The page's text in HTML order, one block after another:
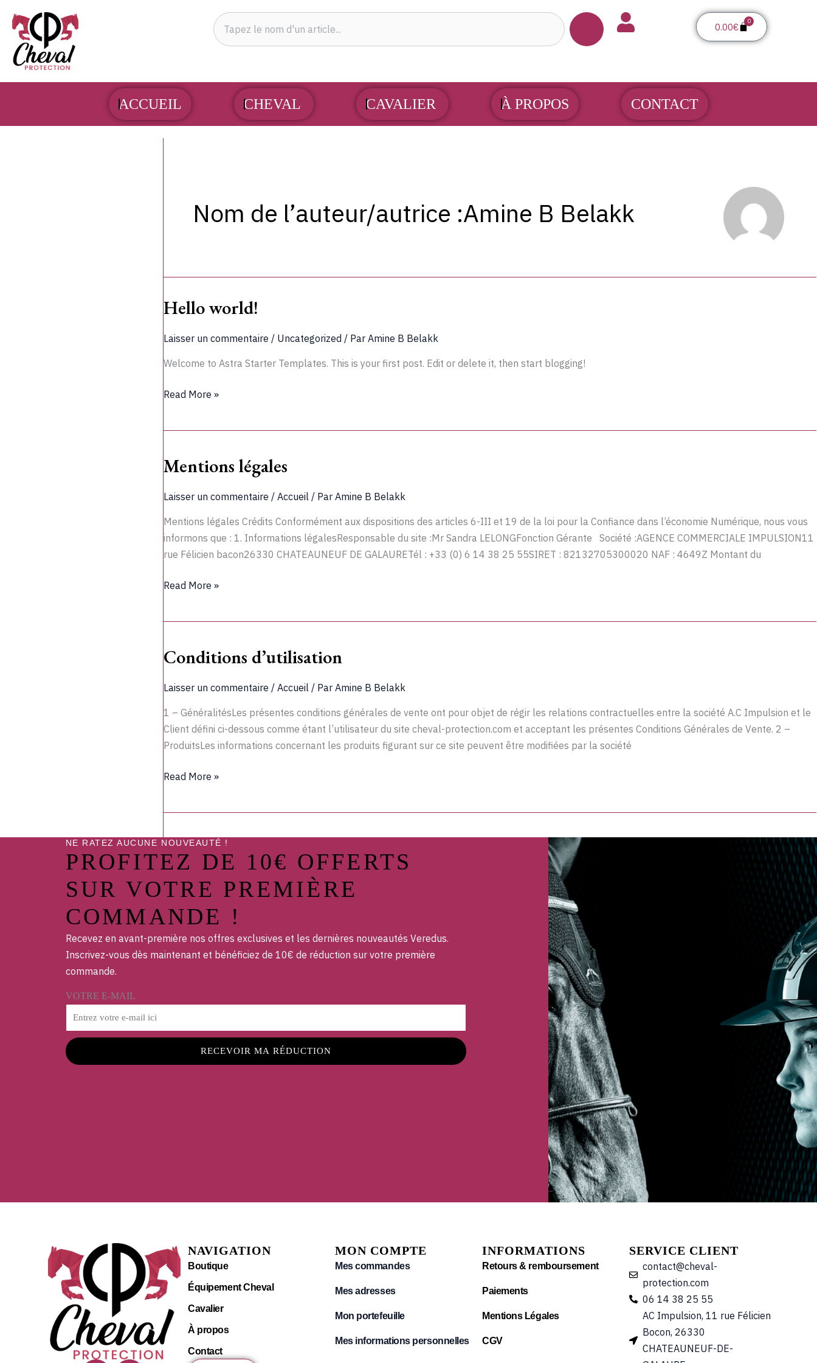
contenu
Rechercher
0.00€ 0
Panier
ACCUEIL CHEVAL OUVRIR CHEVALCAVALIER OUVRIR CAVALIERÀ PROPOS CONTACT
Nom de l’auteur/autrice :Amine B Belakk
Hello world!
Laisser un commentaire / Uncategorized / Par Amine B Belakk
Welcome to Astra Starter Templates. This is your first post. Edit or delete it, then start blogging!
Hello
Read More »
Mentions légales
Laisser un commentaire / Accueil/ Par Amine B Belakk
Mentions légales Crédits Conformément aux dispositions des articles 6-III et 19 de la loi pour la Confiance dans l’économie Numérique, nous vous
informons que : 1. Informations légalesResponsable du site :Mr Sandra LELONGFonction Gérante Société :AGENCE COMMERCIALE IMPULSION11
rue Félicien bacon26330 CHATEAUNEUF DE GALAURETél : +33 (0) 6 14 38 25 55SIRET : 82132705300020 NAF : 4649Z Montant du
Mentions
Read More »
Conditions d’utilisation
Laisser un commentaire / Accueil / Par Amine B Belakk
1 – GénéralitésLes présentes conditions générales de vente ont pour objet de régir les relations contractuelles entre la société A.C Impulsion et le
Client défini ci-dessous comme étant l’utilisateur du site cheval-protection.com et acceptant les présentes Conditions Générales de Vente. 2 –
ProduitsLes informations concernant les produits figurant sur ce site peuvent être modifiées par la société
Conditions
Read More »
NE RATEZ AUCUNE NOUVEAUTÉ !
PROFITEZ DE 10€ OFFERTS
SUR VOTRE PREMIÈRE
COMMANDE !
Recevez en avant-première nos offres exclusives et les dernières nouveautés Veredus.
Inscrivez-vous dès maintenant et bénéficiez de 10€ de réduction sur votre première
commande.
VOTRE E-MAIL
RECEVOIR MA RÉDUCTION
NAVIGATION
Boutique
Équipement Cheval
Cavalier
À propos
Contact
MON COMPTE
Mes commandes
Mes adresses
Mon portefeuille
Mes informations personnelles
INFORMATIONS
Retours & remboursement
Paiements
Mentions Légales
CGV
SERVICE CLIENT
contact@cheval-
protection.com
06 14 38 25 55
AC Impulsion, 11 rue Félicien
Bocon, 26330
CHATEAUNEUF-DE-